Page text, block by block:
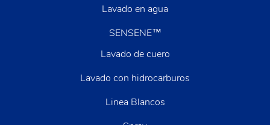
Lavado en agua
SENSENE™
Lavado de cuero
Lavado con hidrocarburos
Linea Blancos